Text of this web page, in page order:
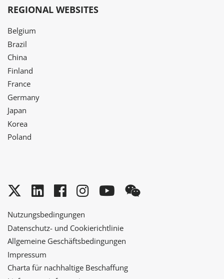
REGIONAL WEBSITES
Belgium
Brazil
China
Finland
France
Germany
Japan
Korea
Poland
Twitter
LinkedInFacebook
Instagram
YouTube
Nutzungsbedingungen
Datenschutz- und Cookierichtlinie
Allgemeine Geschäftsbedingungen
Impressum
Charta für nachhaltige Beschaffung